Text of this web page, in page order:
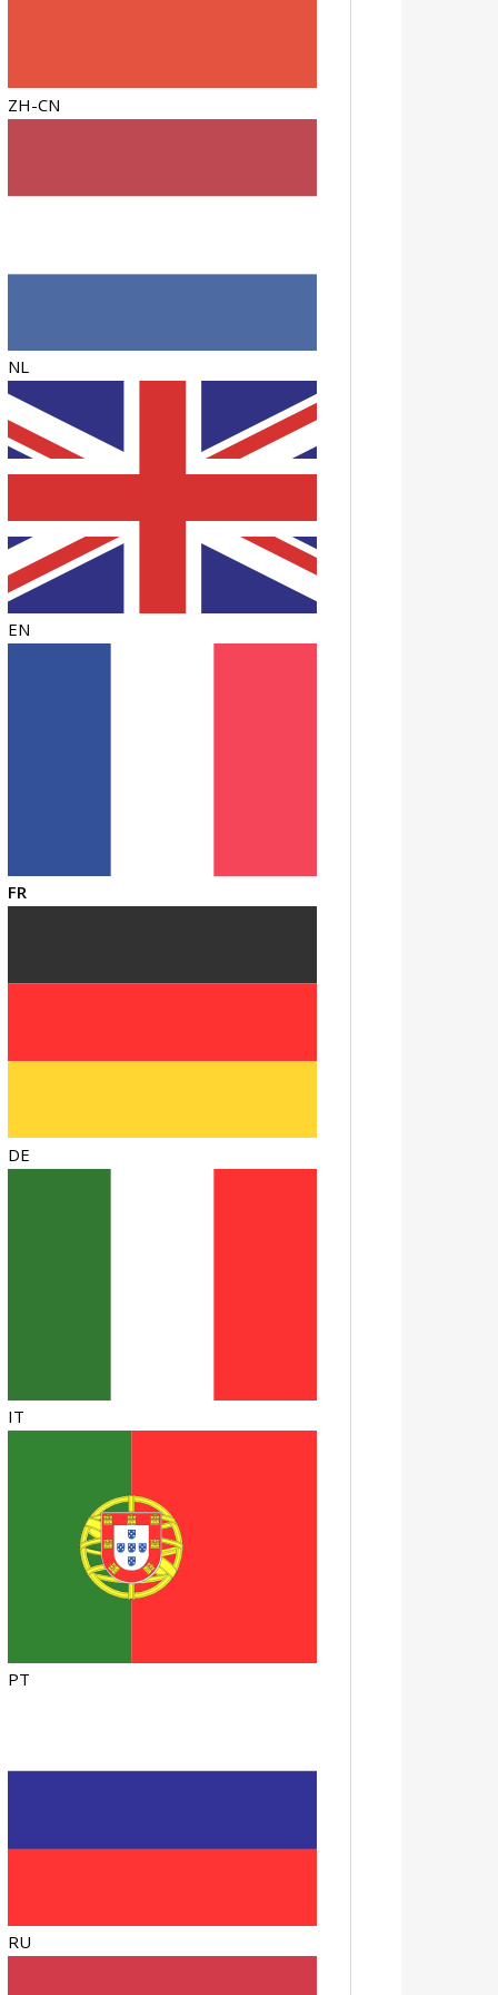
ZH-CN
NL
EN
FR
DE
IT
PT
RU